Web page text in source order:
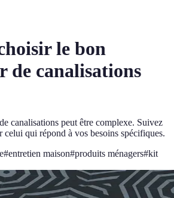
le bon
de canalisations
canalisations peut être complexe. Suivez
qui répond à vos besoins spécifiques.
#entretien maison#produits ménagers#kit